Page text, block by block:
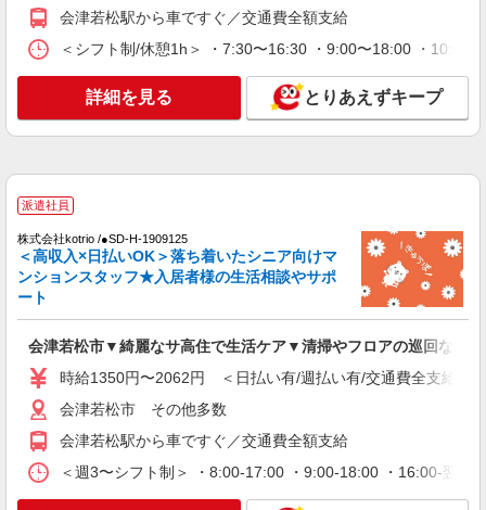
派遣社員
株式会社kotrio /●SD-H-2066450
向かう先は、笑顔の待つ場所！デイサービスの
サポート＆送迎
時給1350円〜2062円 ＜日払い有/週払い有/交
通費全支給(ガソリン代含む)＞
アルバイト パート 派遣社員 紹介予定派遣
日研トータルソーシング株式会社 メディカルケア事業部/郡山オフィ
り） ※給与幅は経験・能力による
福島県会津若松市 【最寄駅】JR只見線・会津
★ 自宅から通いやすいエリアなど、お好きな勤務
地をお選び下さい！！
キープ 詳細を見る
会津若松駅から車ですぐ／交通費全額支給
＜シフト制/休憩1h＞ ・7:30〜16:30 ・9:00〜18:00 ・
詳細を見る とりあえずキープ
派遣社員
株式会社kotrio /●SD-H-1909125
＜高収入×日払いOK＞落ち着いたシニア向けマ
ンションスタッフ★入居者様の生活相談やサポ
ート
会津若松市▼綺麗なサ高住で生活ケア▼清掃やフロアの巡回など
時給1350円〜2062円 ＜日払い有/週払い有/交通費全支給(ガ
会津若松市 その他多数
会津若松駅から車ですぐ／交通費全額支給
＜週3〜シフト制＞ ・8:00-17:00 ・9:00-18:00 ・16:00-